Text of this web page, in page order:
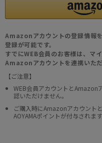
Amazonアカウントの登録情報
登録が可能です。
すでにWEB会員のお客様は、マ
Amazonアカウントを連携いただ
【ご注意】
WEB会員アカウントとAmazon
認いただけません。
ご購入時にAmazonアカウント
AOYAMAポイントが付与されます